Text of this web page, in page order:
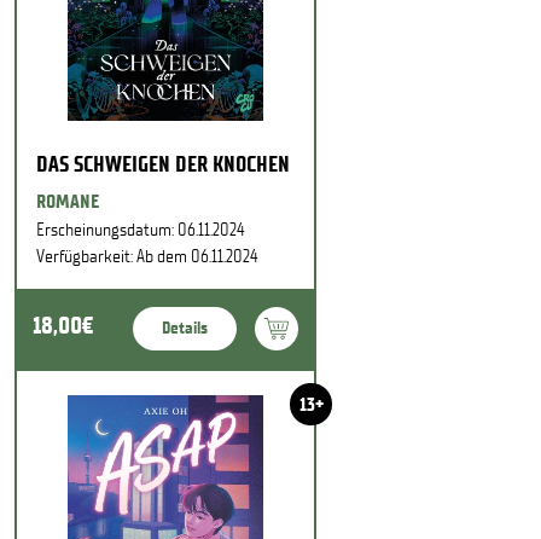
DAS SCHWEIGEN DER KNOCHEN
ROMANE
Erscheinungsdatum: 06.11.2024
Verfügbarkeit: Ab dem 06.11.2024
18,00€ Details
13+